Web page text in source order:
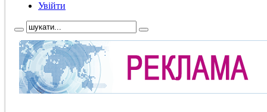
Увійти